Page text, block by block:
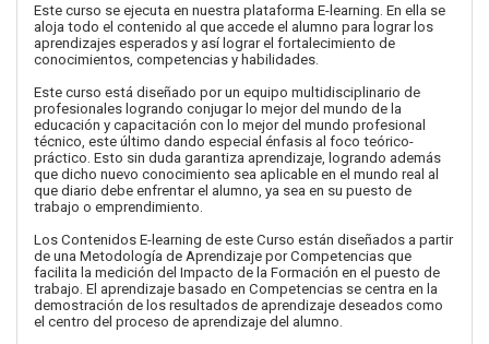
Este curso se ejecuta en nuestra plataforma E-learning. En ella se
aloja todo el contenido al que accede el alumno para lograr los
aprendizajes esperados y así lograr el fortalecimiento de
conocimientos, competencias y habilidades.
Este curso está diseñado por un equipo multidisciplinario de
profesionales logrando conjugar lo mejor del mundo de la
educación y capacitación con lo mejor del mundo profesional
técnico, este último dando especial énfasis al foco teórico-
práctico. Esto sin duda garantiza aprendizaje, logrando además
que dicho nuevo conocimiento sea aplicable en el mundo real al
que diario debe enfrentar el alumno, ya sea en su puesto de
trabajo o emprendimiento.
Los Contenidos E-learning de este Curso están diseñados a partir
de una Metodología de Aprendizaje por Competencias que
facilita la medición del Impacto de la Formación en el puesto de
trabajo. El aprendizaje basado en Competencias se centra en la
demostración de los resultados de aprendizaje deseados como
el centro del proceso de aprendizaje del alumno.